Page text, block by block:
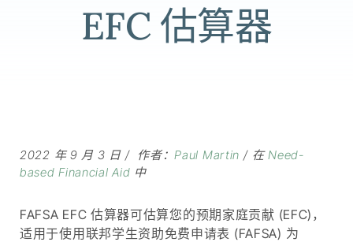
EFC 估算器
2022 年 9 月 3 日 作者：Paul Martin 在Need-
based Financial Aid 中
FAFSA EFC 估算器可估算您的预期家庭贡献 (EFC)，
适用于使用联邦学生资助免费申请表 (FAFSA) 为